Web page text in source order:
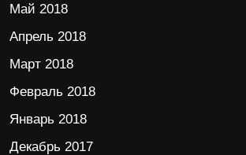
Май 2018
Апрель 2018
Март 2018
Февраль 2018
Январь 2018
Декабрь 2017